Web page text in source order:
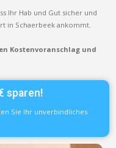
Ihr Hab und Gut sicher und
in Schaerbeek ankommt.
Kostenvoranschlag und
sparen!
Sie Ihr unverbindliches